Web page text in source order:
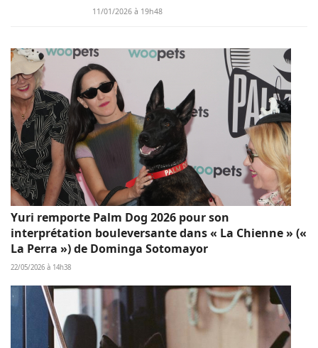
11/01/2026 à 19h48
Yuri remporte Palm Dog 2026 pour son
interprétation bouleversante dans « La Chienne » («
La Perra ») de Dominga Sotomayor
22/05/2026 à 14h38